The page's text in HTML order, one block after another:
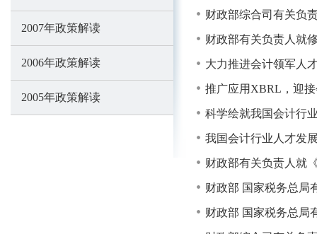
2007年政策解读
2006年政策解读
2005年政策解读
财政部综合司有关负
财政部有关负责人就
大力推进会计领军人
推广应用XBRL，迎
科学绘就我国会计行
我国会计行业人才发
财政部有关负责人就
财政部 国家税务总局
财政部 国家税务总局